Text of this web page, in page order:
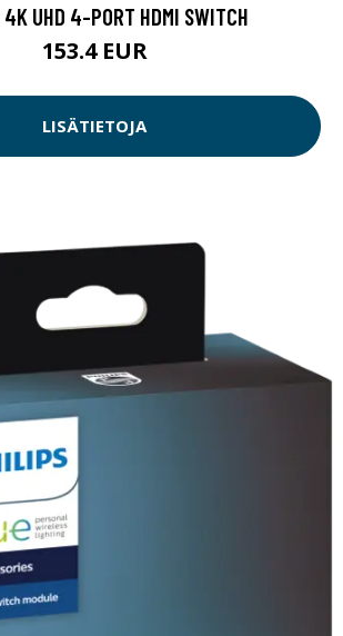
4K UHD 4-PORT HDMI SWITCH
153.4 EUR
LISÄTIETOJA